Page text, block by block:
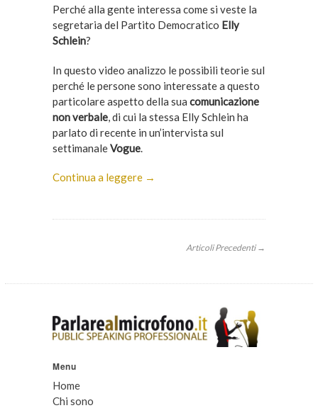
Perché alla gente interessa come si veste la
segretaria del Partito Democratico Elly
Schlein?
In questo video analizzo le possibili teorie sul
perché le persone sono interessate a questo
particolare aspetto della sua comunicazione
non verbale, di cui la stessa Elly Schlein ha
parlato di recente in un’intervista sul
settimanaleVogue.
Continua a leggere →
Articoli Precedenti →
Menu
Home
Chi sono